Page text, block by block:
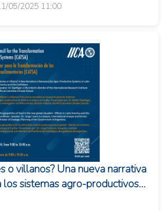
05/2025 11:00
o villanos? Una nueva narrativa
los sistemas agro-productivos